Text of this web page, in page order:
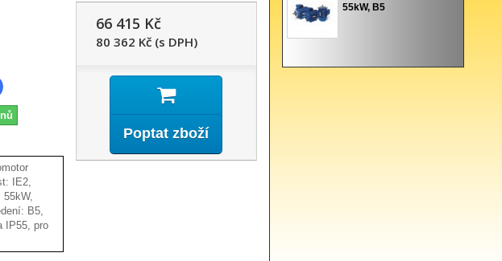
IE2,
B5,
IP55, pro
66 415 Kč
80 362 Kč (s DPH)
Poptat zboží
55kW, B5